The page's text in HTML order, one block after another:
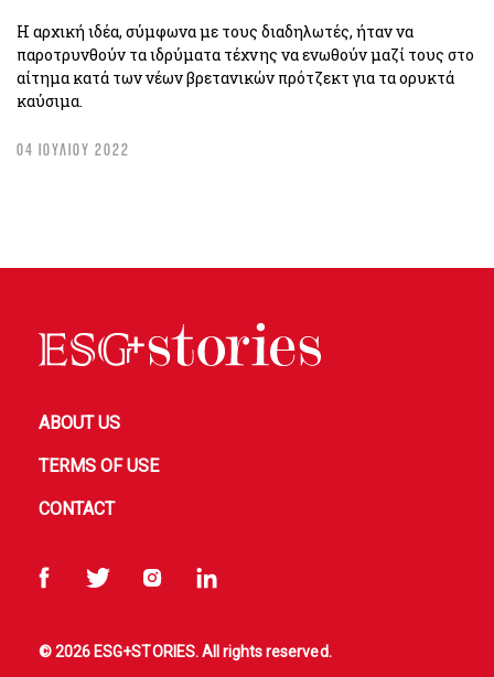
Η αρχική ιδέα, σύμφωνα με τους διαδηλωτές, ήταν να
παροτρυνθούν τα ιδρύματα τέχνης να ενωθούν μαζί τους στο
αίτημα κατά των νέων βρετανικών πρότζεκτ για τα ορυκτά
καύσιμα.
04 ΙΟΥΛΙΟΥ 2022
ABOUT US
TERMS OF USE
CONTACT
© 2026 ESG+STORIES. All rights reserved.